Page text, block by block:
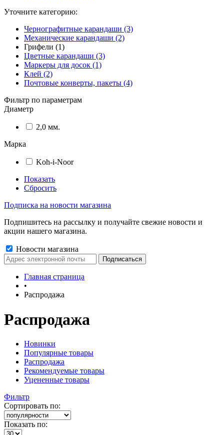
Уточните категорию:
Чернографитные карандаши (3)
Механические карандаши (2)
Грифели (1)
Цветные карандаши (3)
Маркеры для досок (1)
Клей (2)
Почтовые конверты, пакеты (4)
Фильтр по параметрам
Диаметр
2,0 мм.
Марка
Koh-i-Noor
Показать
Сбросить
Подписка на новости магазина
Подпишитесь на рассылку и получайте свежие новости и
акции нашего магазина.
Новости магазина
Главная страница
•
Распродажа
Распродажа
Новинки
Популярные товары
Распродажа
Рекомендуемые товары
Уцененные товары
Фильтр
Сортировать по:
Показать по: